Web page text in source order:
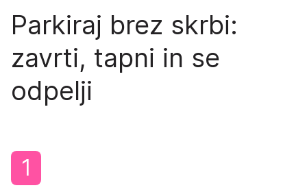
Parkiraj brez skrbi:
zavrti, tapni in se
odpelji
1